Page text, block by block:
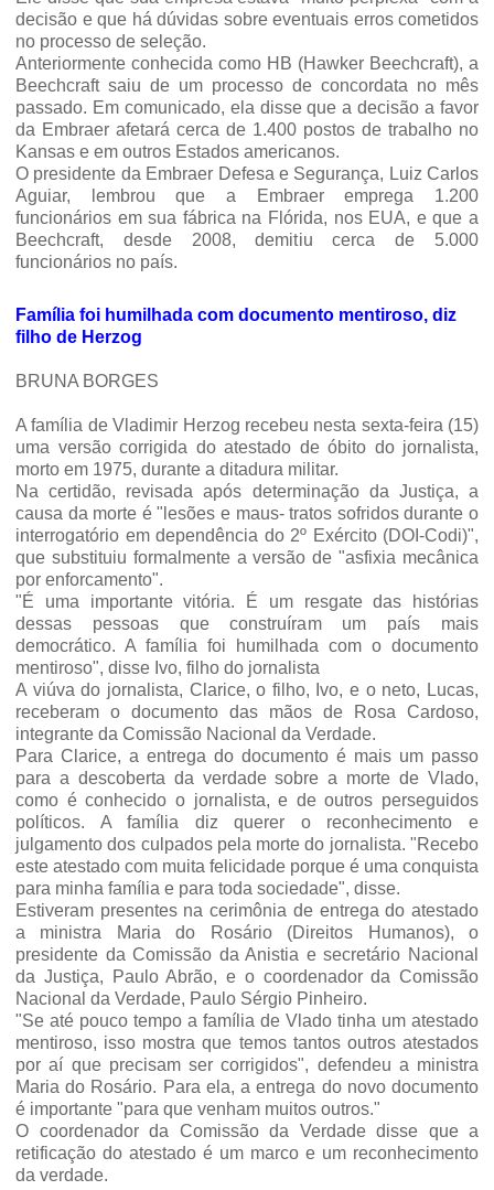
decisão e que há dúvidas sobre eventuais erros cometidos
no processo de seleção.
Anteriormente conhecida como HB (Hawker Beechcraft), a
Beechcraft saiu de um processo de concordata no mês
passado. Em comunicado, ela disse que a decisão a favor
da Embraer afetará cerca de 1.400 postos de trabalho no
Kansas e em outros Estados americanos.
O presidente da Embraer Defesa e Segurança, Luiz Carlos
Aguiar, lembrou que a Embraer emprega 1.200
funcionários em sua fábrica na Flórida, nos EUA, e que a
Beechcraft, desde 2008, demitiu cerca de 5.000
funcionários no país.
Família foi humilhada com documento mentiroso, diz
filho de Herzog
BRUNA BORGES
A família de Vladimir Herzog recebeu nesta sexta-feira (15)
uma versão corrigida do atestado de óbito do jornalista,
morto em 1975, durante a ditadura militar.
Na certidão, revisada após determinação da Justiça, a
causa da morte é "lesões e maus- tratos sofridos durante o
interrogatório em dependência do 2º Exército (DOI-Codi)",
que substituiu formalmente a versão de "asfixia mecânica
por enforcamento".
"É uma importante vitória. É um resgate das histórias
dessas pessoas que construíram um país mais
democrático. A família foi humilhada com o documento
mentiroso", disse Ivo, filho do jornalista
A viúva do jornalista, Clarice, o filho, Ivo, e o neto, Lucas,
receberam o documento das mãos de Rosa Cardoso,
integrante da Comissão Nacional da Verdade.
Para Clarice, a entrega do documento é mais um passo
para a descoberta da verdade sobre a morte de Vlado,
como é conhecido o jornalista, e de outros perseguidos
políticos. A família diz querer o reconhecimento e
julgamento dos culpados pela morte do jornalista. "Recebo
este atestado com muita felicidade porque é uma conquista
para minha família e para toda sociedade", disse.
Estiveram presentes na cerimônia de entrega do atestado
a ministra Maria do Rosário (Direitos Humanos), o
presidente da Comissão da Anistia e secretário Nacional
da Justiça, Paulo Abrão, e o coordenador da Comissão
Nacional da Verdade, Paulo Sérgio Pinheiro.
"Se até pouco tempo a família de Vlado tinha um atestado
mentiroso, isso mostra que temos tantos outros atestados
por aí que precisam ser corrigidos", defendeu a ministra
Maria do Rosário. Para ela, a entrega do novo documento
é importante "para que venham muitos outros."
O coordenador da Comissão da Verdade disse que a
retificação do atestado é um marco e um reconhecimento
da verdade.